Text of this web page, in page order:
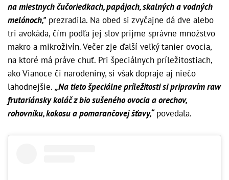
na miestnych čučoriedkach, papájach, skalných a vodných
melónoch," prezradila. Na obed si zvyčajne dá dve alebo
tri avokáda, čím podľa jej slov prijme správne množstvo
makro a mikroživín. Večer zje ďalší veľký tanier ovocia,
na ktoré má práve chuť. Pri špeciálnych príležitostiach,
ako Vianoce či narodeniny, si však dopraje aj niečo
lahodnejšie. „Na tieto špeciálne príležitosti si pripravím raw
frutariánsky koláč z bio sušeného ovocia a orechov,
rohovníku, kokosu a pomarančovej šťavy,“povedala.